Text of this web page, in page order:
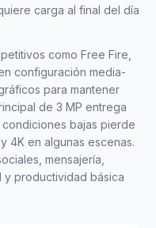
carga al final del día
como Free Fire,
configuración media-
para mantener
de 3 MP entrega
bajas pierde
4K en algunas escenas.
mensajería,
y productividad básica